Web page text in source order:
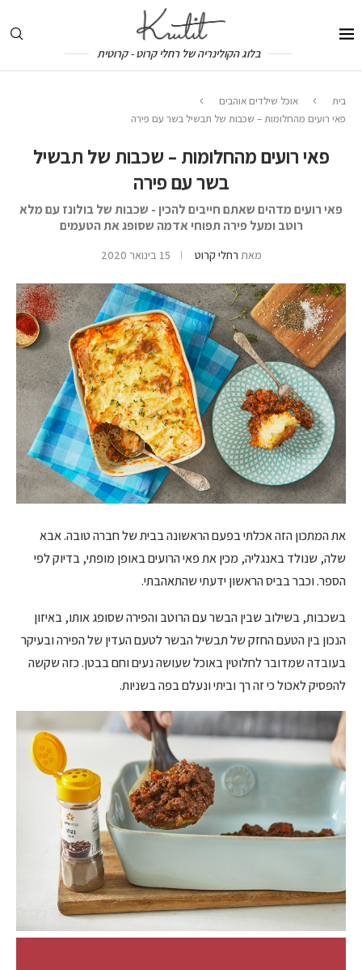
בלוג הקולינריה של רחלי קרוט - קרוטית
בית
אוכל שילדים אוהבים
פאי רועים מהחלומות – שכבות של תבשיל בשר עם פירה
פאי רועים מהחלומות – שכבות של תבשיל
בשר עם פירה
פאי רועים מדהים שאתם חייבים להכין - שכבות של בולונז עם מלא
רוטב ומעל פירה תפוחי אדמה שסופג את הטעמים
מאת רחלי קרוט 15 בינואר 2020
את המתכון הזה אכלתי בפעם הראשונה בבית של חברה טובה. אבא
שלה, שנולד באנגליה, מכין את פאי הרועים באופן מופתי, בדיוק לפי
הספר. וכבר בביס הראשון ידעתי שהתאהבתי.
בשכבות, בשילוב שבין הבשר עם הרוטב והפירה שסופג אותו, באיזון
הנכון בין הטעם החזק של תבשיל הבשר לטעם העדין של הפירה ובעיקר
בעובדה שמדובר לחלוטין באוכל שעושה נעים וחם בבטן. כזה שקשה
להפסיק לאכול כי זה רך וביתי ונעלם בפה בשניות.